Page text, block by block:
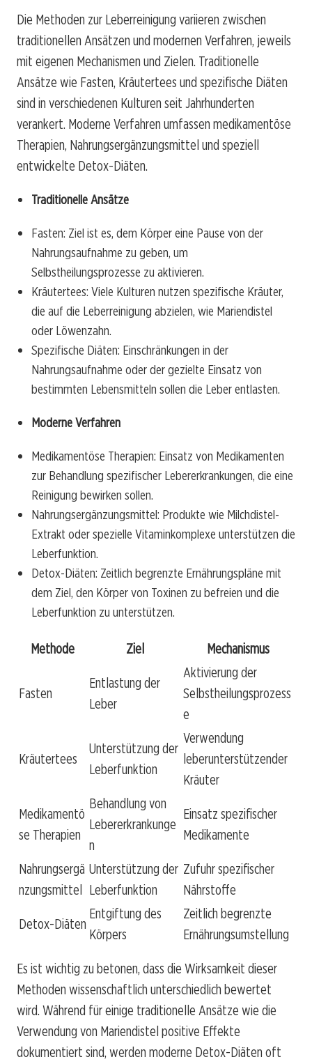
Die Methoden zur Leberreinigung variieren zwischen
traditionellen Ansätzen und modernen Verfahren, jeweils
mit eigenen Mechanismen und Zielen. Traditionelle
Ansätze wie Fasten, Kräutertees und spezifische Diäten
sind in verschiedenen Kulturen seit Jahrhunderten
verankert. Moderne Verfahren umfassen medikamentöse
Therapien, Nahrungsergänzungsmittel und speziell
entwickelte Detox-Diäten.
Traditionelle Ansätze
Fasten: Ziel ist es, dem Körper eine Pause von der
Nahrungsaufnahme zu geben, um
Selbstheilungsprozesse zu aktivieren.
Kräutertees: Viele Kulturen nutzen spezifische Kräuter,
die auf die Leberreinigung abzielen, wie Mariendistel
oder Löwenzahn.
Spezifische Diäten: Einschränkungen in der
Nahrungsaufnahme oder der gezielte Einsatz von
bestimmten Lebensmitteln sollen die Leber entlasten.
Moderne Verfahren
Medikamentöse Therapien: Einsatz von Medikamenten
zur Behandlung spezifischer Lebererkrankungen, die eine
Reinigung bewirken sollen.
Nahrungsergänzungsmittel: Produkte wie Milchdistel-
Extrakt oder spezielle Vitaminkomplexe unterstützen die
Leberfunktion.
Detox-Diäten: Zeitlich begrenzte Ernährungspläne mit
dem Ziel, den Körper von Toxinen zu befreien und die
Leberfunktion zu unterstützen.
Methode Ziel Mechanismus
Fasten
Entlastung der
Leber
Aktivierung der
Selbstheilungsprozess
e
Kräutertees
Unterstützung der
Leberfunktion
Verwendung
leberunterstützender
Kräuter
Medikamentö
se Therapien
Behandlung von
Lebererkrankunge
n
Einsatz spezifischer
Medikamente
Nahrungsergä
nzungsmittel
Unterstützung der
Leberfunktion
Zufuhr spezifischer
Nährstoffe
Detox-Diäten
Entgiftung des
Körpers
Zeitlich begrenzte
Ernährungsumstellung
Es ist wichtig zu betonen, dass die Wirksamkeit dieser
Methoden wissenschaftlich unterschiedlich bewertet
wird. Während für einige traditionelle Ansätze wie die
Verwendung von Mariendistel positive Effekte
dokumentiert sind, werden moderne Detox-Diäten oft